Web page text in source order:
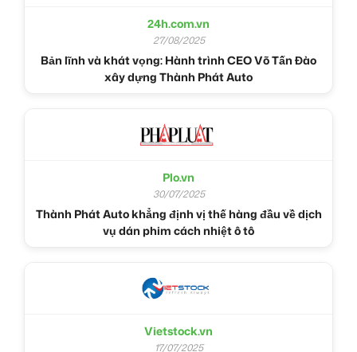
24h.com.vn
27/08/2025
Bản lĩnh và khát vọng: Hành trình CEO Võ Tấn Đào
xây dựng Thành Phát Auto
Plo.vn
30/07/2025
Thành Phát Auto khẳng định vị thế hàng đầu về dịch
vụ dán phim cách nhiệt ô tô
Vietstock.vn
17/07/2025